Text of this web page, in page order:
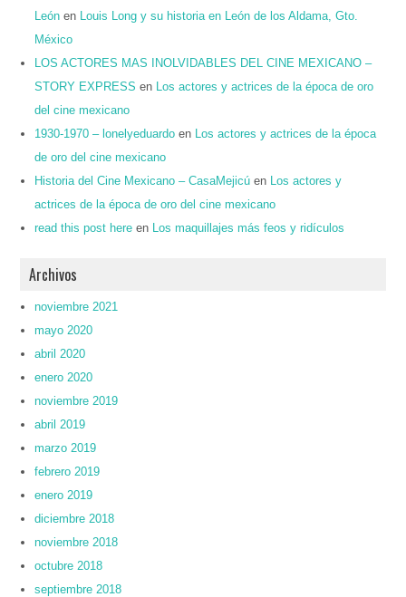
León en
Louis Long y su historia en León de los Aldama, Gto.
México
LOS ACTORES MAS INOLVIDABLES DEL CINE MEXICANO –
STORY EXPRESS en
Los actores y actrices de la época de oro
del cine mexicano
1930-1970 – lonelyeduardo en
Los actores y actrices de la época
de oro del cine mexicano
Historia del Cine Mexicano – CasaMejicú en
Los actores y
actrices de la época de oro del cine mexicano
read this post here en Los maquillajes más feos y ridículos
Archivos
noviembre 2021
mayo 2020
abril 2020
enero 2020
noviembre 2019
abril 2019
marzo 2019
febrero 2019
enero 2019
diciembre 2018
noviembre 2018
octubre 2018
septiembre 2018